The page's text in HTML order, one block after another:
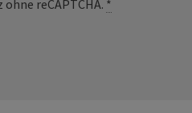
ohne reCAPTCHA. *